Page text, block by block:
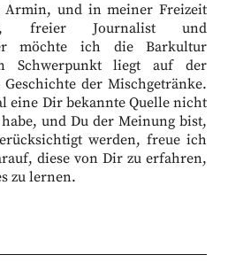
und in meiner Freizeit
freier Journalist und
möchte ich die Barkultur
Schwerpunkt liegt auf der
der Mischgetränke.
eine Dir bekannte Quelle nicht
und Du der Meinung bist,
werden, freue ich
diese von Dir zu erfahren,
zu lernen.